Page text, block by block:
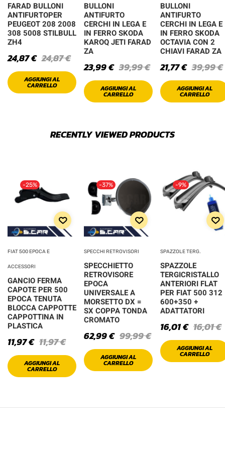
FARAD BULLONI
ANTIFURTOPER
PEUGEOT 208 2008
308 5008 STILBULL
ZH4
24,87€
24,87€
AGGIUNGI AL
CARRELLO
BULLONI
ANTIFURTO
CERCHI IN LEGA E
IN FERRO SKODA
KAROQ JETI FARAD
ZA
39,99€
23,99€
AGGIUNGI AL
CARRELLO
BULLONI
ANTIFURTO
CERCHI IN LEGA E
IN FERRO SKODA
OCTAVIA CON 2
CHIAVI FARAD ZA
39,99€
21,77€
AGGIUNGI AL
CARRELLO
RECENTLY VIEWED PRODUCTS
-25%
FIAT 500 EPOCA E
ACCESSORI
GANCIO FERMA
CAPOTE PER 500
EPOCA TENUTA
BLOCCA CAPPOTTE
CAPPOTTINA IN
PLASTICA
11,97€
11,97€
AGGIUNGI AL
CARRELLO
-37%
SPECCHI RETROVISORI
SPECCHIETTO
RETROVISORE
EPOCA
UNIVERSALE A
MORSETTO DX =
SX COPPA TONDA
CROMATO
99,99€
62,99€
AGGIUNGI AL
CARRELLO
-9%
SPAZZOLE TERG.
SPAZZOLE
TERGICRISTALLO
ANTERIORI FLAT
PER FIAT 500 312
600+350 +
ADATTATORI
16,01€
16,01€
AGGIUNGI AL
CARRELLO